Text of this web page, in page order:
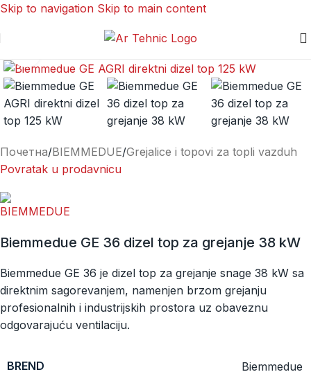
Skip to navigation Skip to main content
Почетна/BIEMMEDUE/Grejalice i topovi za topli vazduh
Povratak u prodavnicu
Biemmedue GE 36 dizel top za grejanje 38 kW
Biemmedue GE 36 je dizel top za grejanje snage 38 kW sa
direktnim sagorevanjem, namenjen brzom grejanju
profesionalnih i industrijskih prostora uz obaveznu
odgovarajuću ventilaciju.
BREND Biemmedue